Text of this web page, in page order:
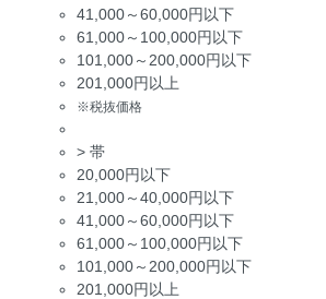
41,000～60,000円以下
61,000～100,000円以下
101,000～200,000円以下
201,000円以上
※税抜価格
> 帯
20,000円以下
21,000～40,000円以下
41,000～60,000円以下
61,000～100,000円以下
101,000～200,000円以下
201,000円以上